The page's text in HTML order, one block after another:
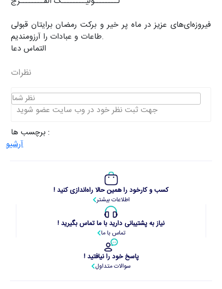
فیروزه‌ای‌های عزیز در ماه پر خیر و برکت رمضان برایتان قبولی
طاعات و عبادات را آرزومندیم.
التماس دعا
نظرات
نظر شما
جهت ثبت نظر خود در وب سایت عضو شوید
برچسب ها :
آرشیو
کسب و کارخود را همین حالا راه‌اندازی کنید !
اطلاعات بیشتر
نیاز به پشتیبانی دارید با ما تماس بگیرید !
تماس با ما
پاسخ خود را نیافتید !
سوالات متداول